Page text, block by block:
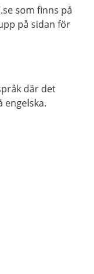
som finns på
på sidan för
där det
engelska.